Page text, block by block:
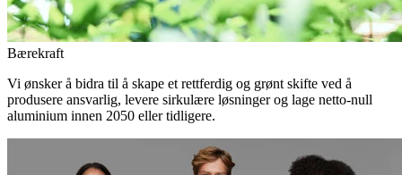
Bærekraft
Vi ønsker å bidra til å skape et rettferdig og grønt skifte ved å
produsere ansvarlig, levere sirkulære løsninger og lage netto-null
aluminium innen 2050 eller tidligere.